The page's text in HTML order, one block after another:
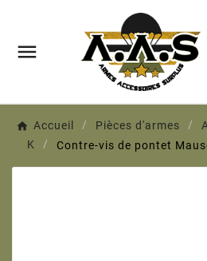

Accueil Pièces d'armes
K
Contre-vis de pontet